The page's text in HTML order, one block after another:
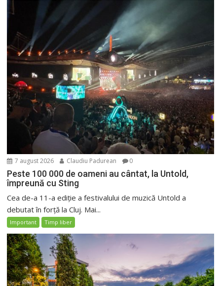
7 august 2026 Claudiu Padurean 0
Peste 100 000 de oameni au cântat, la Untold,
împreună cu Sting
Cea de-a 11-a ediție a festivalului de muzică Untold a
debutat în forță la Cluj. Mai...
Important Timp liber